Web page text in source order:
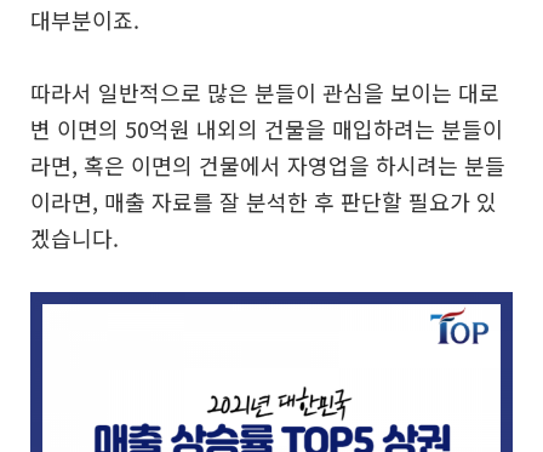
대부분이죠.
따라서 일반적으로 많은 분들이 관심을 보이는 대로
변 이면의 50억원 내외의 건물을 매입하려는 분들이
라면, 혹은 이면의 건물에서 자영업을 하시려는 분들
이라면, 매출 자료를 잘 분석한 후 판단할 필요가 있
겠습니다.